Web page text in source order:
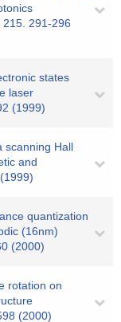
291-296
states
laser
(1999)
scanning Hall
and
quantization
(16nm)
(2000)
rotation on
(2000)